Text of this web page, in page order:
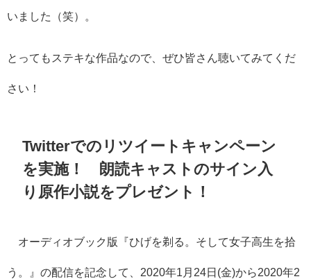
いました（笑）。
とってもステキな作品なので、ぜひ皆さん聴いてみてくだ
さい！
Twitterでのリツイートキャンペーン
を実施！ 朗読キャストのサイン入
り原作小説をプレゼント！
オーディオブック版『ひげを剃る。そして女子高生を拾
う。』の配信を記念して、2020年1月24日(金)から2020年2